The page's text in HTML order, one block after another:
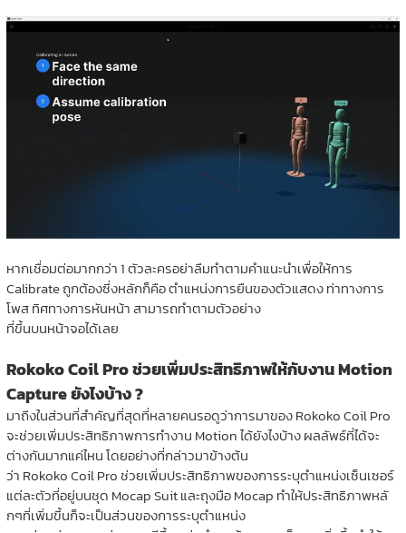
หากเชื่อมต่อมากกว่า 1 ตัวละครอย่าลืมทำตามคำแนะนำเพื่อให้การ
Calibrate ถูกต้องซึ่งหลักก็คือ ตำแหน่งการยืนของตัวแสดง ท่าทางการ
โพส ทิศทางการหันหน้า สามารถทำตามตัวอย่าง
ที่ขึ้นบนหน้าจอได้เลย
Rokoko Coil Pro ช่วยเพิ่มประสิทธิภาพให้กับงาน Motion
Capture ยังไงบ้าง ?
มาถึงในส่วนที่สำคัญที่สุดที่หลายคนรอดูว่าการมาของ Rokoko Coil Pro
จะช่วยเพิ่มประสิทธิภาพการทำงาน Motion ได้ยังไงบ้าง ผลลัพธ์ที่ได้จะ
ต่างกันมากแค่ไหน โดยอย่างที่กล่าวมาข้างต้น
ว่า Rokoko Coil Pro ช่วยเพิ่มประสิทธิภาพของการระบุตำแหน่งเซ็นเซอร์
แต่ละตัวที่อยู่บนชุด Mocap Suit และถุงมือ Mocap ทำให้ประสิทธิภาพหลั
กๆที่เพิ่มขึ้นก็จะเป็นส่วนของการระบุตำแหน่ง